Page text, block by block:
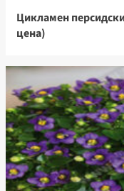
Цикламен
цена)